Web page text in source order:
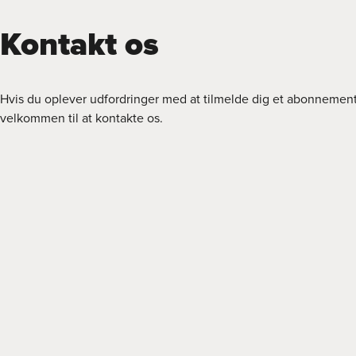
Kontakt os
Hvis du oplever udfordringer med at tilmelde dig et
velkommen til at kontakte os.